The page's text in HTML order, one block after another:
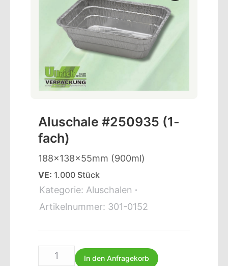
Aluschale #250935 (1-
fach)
188x138x55mm (900ml)
VE: 1.000 Stück
Kategorie: Aluschalen
Artikelnummer: 301-0152
In den Anfragekorb